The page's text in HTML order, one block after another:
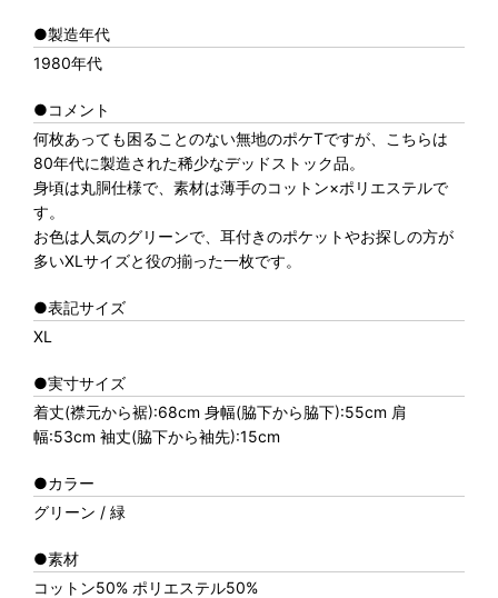
●製造年代
1980年代
●コメント
何枚あっても困ることのない無地のポケTですが、こちらは
80年代に製造された稀少なデッドストック品。
身頃は丸胴仕様で、素材は薄手のコットン×ポリエステルで
す。
お色は人気のグリーンで、耳付きのポケットやお探しの方が
多いXLサイズと役の揃った一枚です。
●表記サイズ
XL
●実寸サイズ
着丈(襟元から裾):68cm 身幅(脇下から脇下):55cm 肩
幅:53cm 袖丈(脇下から袖先):15cm
●カラー
グリーン / 緑
●素材
コットン50% ポリエステル50%